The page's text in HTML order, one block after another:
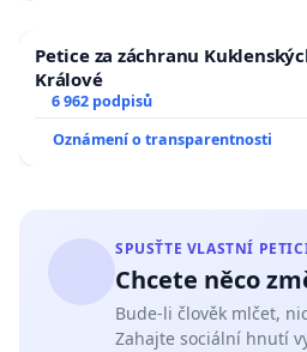
Petice za záchranu
Králové
6 962 podpisů
Oznámení o transparentnosti
SPUSŤTE VLASTNÍ
Chcete něco
Bude-li člověk mlčet,
Zahajte sociální hnutí